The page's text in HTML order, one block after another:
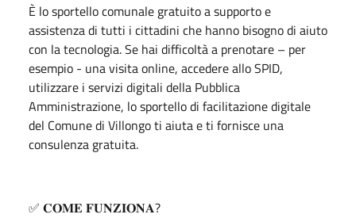
È lo sportello comunale gratuito a supporto e
assistenza di tutti i cittadini che hanno bisogno di aiuto
con la tecnologia. Se hai difficoltà a prenotare – per
esempio - una visita online, accedere allo SPID,
utilizzare i servizi digitali della Pubblica
Amministrazione, lo sportello di facilitazione digitale
del Comune di Villongo ti aiuta e ti fornisce una
consulenza gratuita.
✅️ 𝐂𝐎𝐌𝐄 𝐅𝐔𝐍𝐙𝐈𝐎𝐍𝐀?